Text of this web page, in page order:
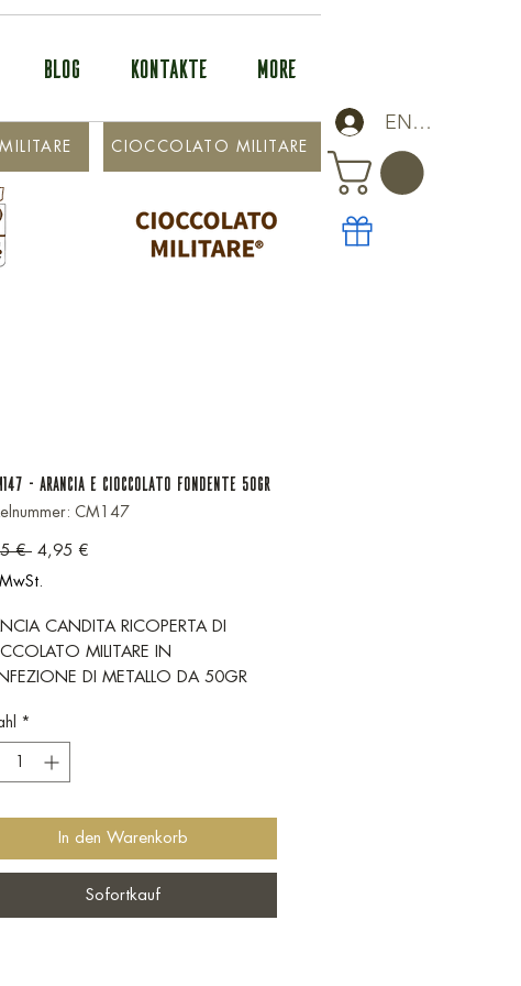
BLOG KONTAKTE More
CIOCCOLATO MILITARE
ENTRA
- ARANCIA E CIOCCOLATO FONDENTE 50GR
CM147
€ Standardpreis
4,95 €
CANDITA RICOPERTA DI
MILITARE IN
DI METALLO DA 50GR
*
In den Warenkorb
Sofortkauf